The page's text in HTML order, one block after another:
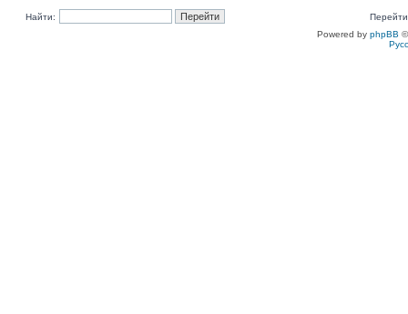
Найти:
Powered by phpBB